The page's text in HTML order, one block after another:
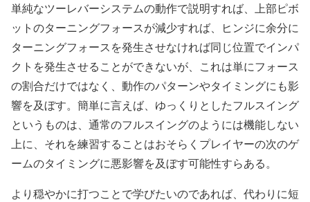
単純なツーレバーシステムの動作で説明すれば、上部ピボ
ットのターニングフォースが減少すれば、ヒンジに余分に
ターニングフォースを発生させなければ同じ位置でインパ
クトを発生させることができないが、これは単にフォース
の割合だけではなく、動作のパターンやタイミングにも影
響を及ぼす。簡単に言えば、ゆっくりとしたフルスイング
というものは、通常のフルスイングのようには機能しない
上に、それを練習することはおそらくプレイヤーの次のゲ
ームのタイミングに悪影響を及ぼす可能性すらある。
より穏やかに打つことで学びたいのであれば、代わりに短